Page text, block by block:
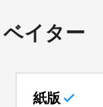
イター
紙版